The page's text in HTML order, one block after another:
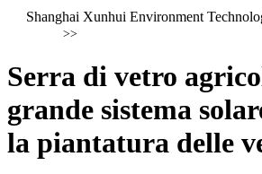
Shanghai Xunhui Environment
>>
Serra di vetro
grande sistema
la piantatura delle